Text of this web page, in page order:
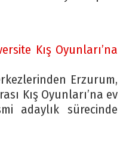
Kış Oyunları’na
Erzurum,
Kış Oyunları’na ev
adaylık sürecinde